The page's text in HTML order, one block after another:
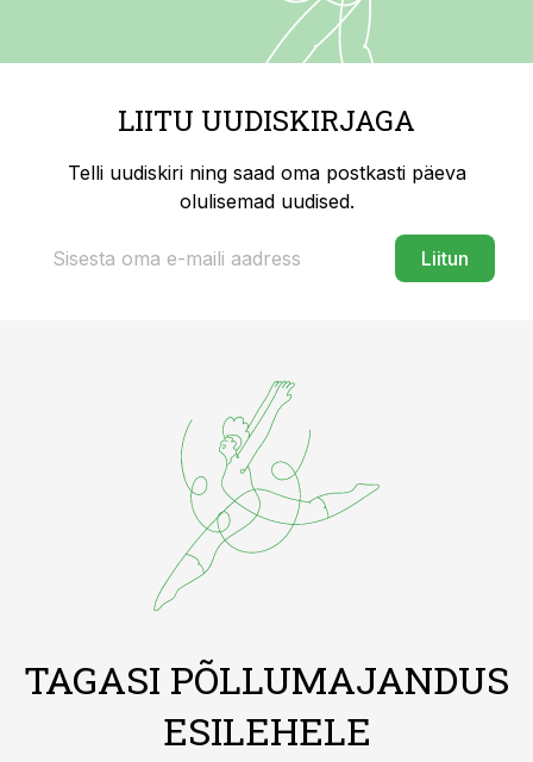
LIITU UUDISKIRJAGA
Telli uudiskiri ning saad oma postkasti päeva
olulisemad uudised.
Liitun
TAGASI PÕLLUMAJANDUS
ESILEHELE